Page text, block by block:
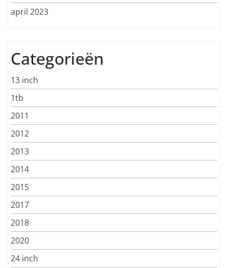
april 2023
Categorieën
13 inch
1tb
2011
2012
2013
2014
2015
2017
2018
2020
24 inch